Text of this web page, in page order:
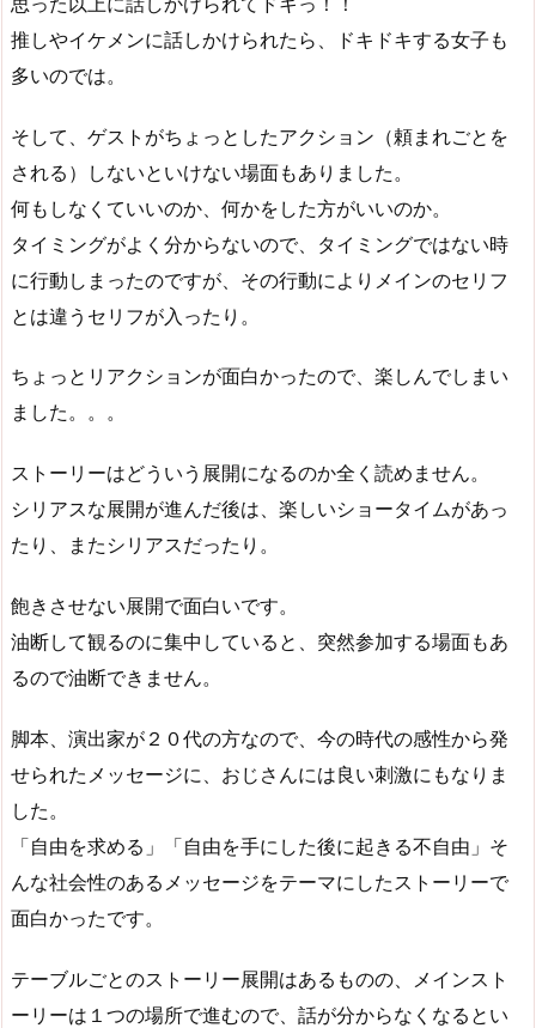
推しやイケメンに話しかけられたら、ドキドキする女子も
多いのでは。
そして、ゲストがちょっとしたアクション（頼まれごとを
される）しないといけない場面もありました。
何もしなくていいのか、何かをした方がいいのか。
タイミングがよく分からないので、タイミングではない時
に行動しまったのですが、その行動によりメインのセリフ
とは違うセリフが入ったり。
ちょっとリアクションが面白かったので、楽しんでしまい
ました。。。
ストーリーはどういう展開になるのか全く読めません。
シリアスな展開が進んだ後は、楽しいショータイムがあっ
たり、またシリアスだったり。
飽きさせない展開で面白いです。
油断して観るのに集中していると、突然参加する場面もあ
るので油断できません。
脚本、演出家が２０代の方なので、今の時代の感性から発
せられたメッセージに、おじさんには良い刺激にもなりま
した。
「自由を求める」「自由を手にした後に起きる不自由」そ
んな社会性のあるメッセージをテーマにしたストーリーで
面白かったです。
テーブルごとのストーリー展開はあるものの、メインスト
ーリーは１つの場所で進むので、話が分からなくなるとい